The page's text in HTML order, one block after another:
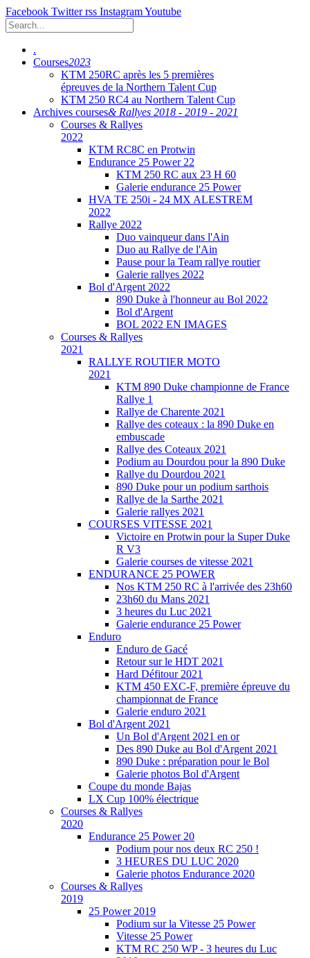
Facebook Twitter rss InstagramYoutube
.
Courses2023
KTM 250RC après les 5 premières
épreuves de la Northern Talent Cup
KTM 250 RC4 au Northern Talent Cup
Archives courses& Rallyes 2018 - 2019 - 2021
Courses & Rallyes
2022
KTM RC8C en Protwin
Endurance 25 Power 22
KTM 250 RC aux 23 H 60
Galerie endurance 25 Power
HVA TE 250i - 24 MX ALESTREM
2022
Rallye 2022
Duo vainqueur dans l'Ain
Duo au Rallye de l'Ain
Pause pour la Team rallye routier
Galerie rallyes 2022
Bol d'Argent 2022
890 Duke à l'honneur au Bol 2022
Bol d'Argent
BOL 2022 EN IMAGES
Courses & Rallyes
2021
RALLYE ROUTIER MOTO
2021
KTM 890 Duke championne de France
Rallye 1
Rallye de Charente 2021
Rallye des coteaux : la 890 Duke en
embuscade
Rallye des Coteaux 2021
Podium au Dourdou pour la 890 Duke
Rallye du Dourdou 2021
890 Duke pour un podium sarthois
Rallye de la Sarthe 2021
Galerie rallyes 2021
COURSES VITESSE 2021
Victoire en Protwin pour la Super Duke
R V3
Galerie courses de vitesse 2021
ENDURANCE 25 POWER
Nos KTM 250 RC à l'arrivée des 23h60
23h60 du Mans 2021
3 heures du Luc 2021
Galerie endurance 25 Power
Enduro
Enduro de Gacé
Retour sur le HDT 2021
Hard Défitour 2021
KTM 450 EXC-F, première épreuve du
championnat de France
Galerie enduro 2021
Bol d'Argent 2021
Un Bol d'Argent 2021 en or
Des 890 Duke au Bol d'Argent 2021
890 Duke : préparation pour le Bol
Galerie photos Bol d'Argent
Coupe du monde Bajas
LX Cup 100% électrique
Courses & Rallyes
2020
Endurance 25 Power 20
Podium pour nos deux RC 250 !
3 HEURES DU LUC 2020
Galerie photos Endurance 2020
Courses & Rallyes
2019
25 Power 2019
Podium sur la Vitesse 25 Power
Vitesse 25 Power
KTM RC 250 WP - 3 heures du Luc